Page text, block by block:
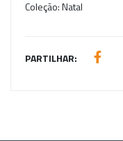
Coleção:Natal
PARTILHAR: